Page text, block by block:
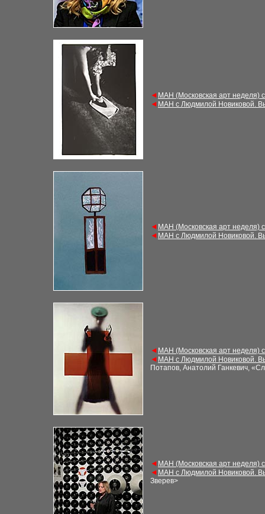
◄ МАН (Московская арт неделя)
◄ МАН с Людмилой Новиковой.
◄ МАН (Московская арт неделя)
◄ МАН с Людмилой Новиковой.
◄ МАН (Московская арт неделя)
◄ МАН с Людмилой Новиковой.
Потапов, Анатолий Ганкевич,
◄ МАН (Московская арт неделя)
◄ МАН с Людмилой Новиковой.
Зверев>